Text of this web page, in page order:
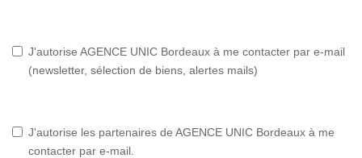
J'autorise AGENCE UNIC Bordeaux à me contacter par e-mail
(newsletter, sélection de biens, alertes mails)
J'autorise les partenaires de AGENCE UNIC Bordeaux à me
contacter par e-mail.